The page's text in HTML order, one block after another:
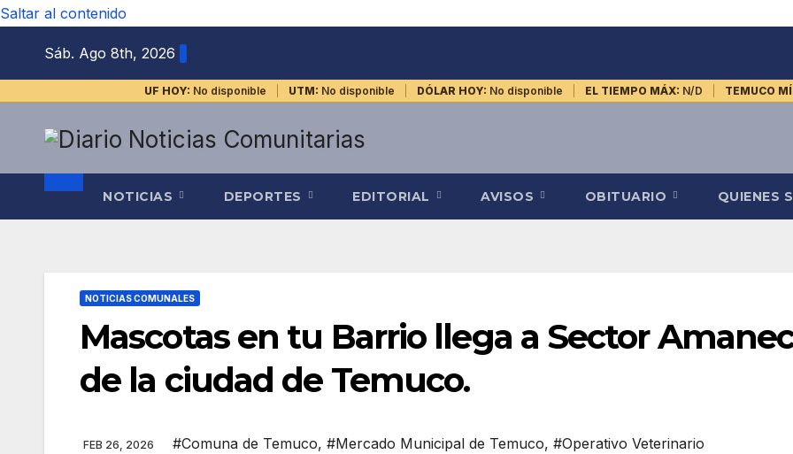
Saltar al contenido
Sáb. Ago 8th, 2026
UF HOY: No disponible UTM: No disponible DÓLAR HOY: No disponible EL TIEMPO MÁX: N/D TEMUCO
NOTICIAS DEPORTES EDITORIAL AVISOS OBITUARIO QUIENES
NOTICIAS COMUNALES
Mascotas en tu Barrio llega a Sector
de la ciudad de Temuco.
FEB 26, 2026 #Comuna de Temuco, #Mercado Municipal de Temuco, #Operativo Veterinario